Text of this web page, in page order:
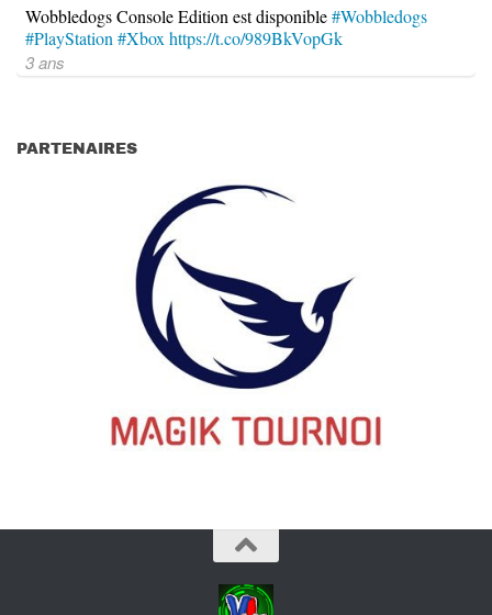
Wobbledogs Console Edition est disponible#Wobbledogs
#PlayStation #Xbox https://t.co/989BkVopGk
3 ans
PARTENAIRES